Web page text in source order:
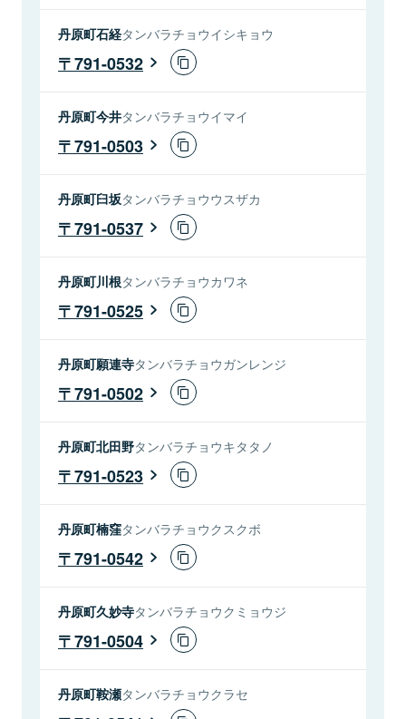
丹原町石経タンバラチョウイシキョウ
791-0532
丹原町今井タンバラチョウイマイ
791-0503
丹原町臼坂タンバラチョウウスザカ
791-0537
丹原町川根タンバラチョウカワネ
791-0525
丹原町願連寺タンバラチョウガンレンジ
791-0502
丹原町北田野タンバラチョウキタタノ
791-0523
丹原町楠窪タンバラチョウクスクボ
791-0542
丹原町久妙寺タンバラチョウクミョウジ
791-0504
丹原町鞍瀬タンバラチョウクラセ